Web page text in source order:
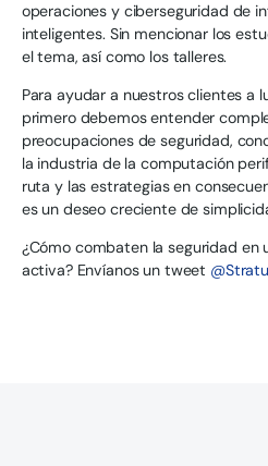
operaciones y ciberseguridad de
inteligentes. Sin mencionar los
el tema, así como los talleres.
Para ayudar a nuestros clientes a
primero debemos entender
preocupaciones de seguridad,
la industria de la computación
ruta y las estrategias en
es un deseo creciente de
¿Cómo combaten la seguridad en
activa? Envíanos un tweet